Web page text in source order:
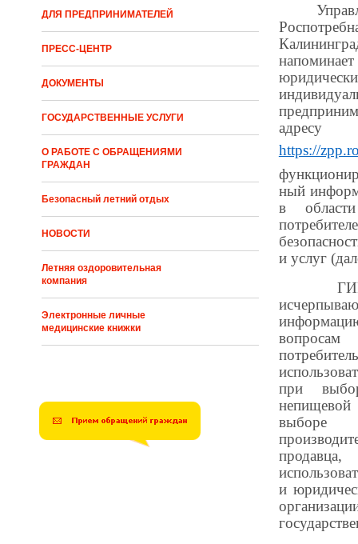
ДЛЯ ПРЕДПРИНИМАТЕЛЕЙ
ПРЕСС-ЦЕНТР
ДОКУМЕНТЫ
ГОСУДАРСТВЕННЫЕ УСЛУГИ
О РАБОТЕ С ОБРАЩЕНИЯМИ
ГРАЖДАН
Безопасный летний отдых
НОВОСТИ
Летняя оздоровительная
компания
Электронные личные
медицинские книжки
адресу
https://
ный
в
и услуг
ГИР
при
выборе
и